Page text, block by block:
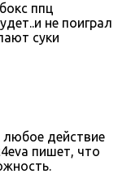
ппц
не поиграл
суки
любое действие
пишет, что